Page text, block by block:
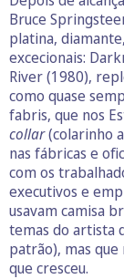
Bruce
platina,
excecionais:
River (1980),
como quase
fabris, que nos
collar(colarinho
nas fábricas e
com os
executivos e
usavam camisa
temas do artista
patrão), mas
que cresceu.